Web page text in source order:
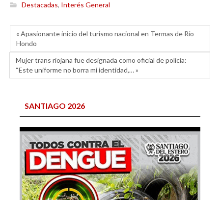
Destacadas, Interés General
« Apasionante inicio del turismo nacional en Termas de Río
Hondo
Mujer trans riojana fue designada como oficial de policía:
“Este uniforme no borra mi identidad,… »
SANTIAGO 2026